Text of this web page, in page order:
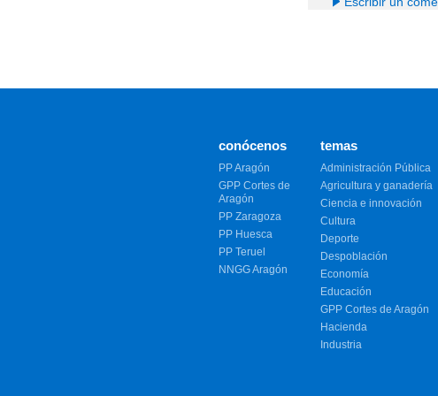
conócenos
PP Aragón
GPP Cortes de
Aragón
PP Zaragoza
PP Huesca
PP Teruel
NNGG Aragón
temas
Administración Pública
Agricultura y ganadería
Ciencia e innovación
Cultura
Deporte
Despoblación
Economía
Educación
GPP Cortes de Aragón
Hacienda
Industria